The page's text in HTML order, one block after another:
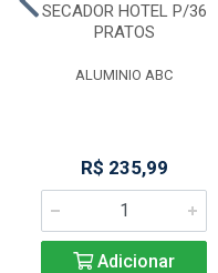
SECADOR HOTEL P/36
PRATOS
ALUMINIO ABC
R$ 235,99
Adicionar